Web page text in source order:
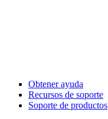
Obtener ayuda
Recursos de soporte
Soporte de productos